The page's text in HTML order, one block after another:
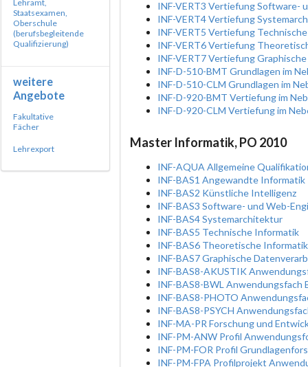
Lehramt,
Staatsexamen,
Oberschule
(berufsbegleitende
Qualifizierung)
weitere
Angebote
Fakultative
Fächer
Lehrexport
INF-VERT3 Vertiefung Software-
INF-VERT4 Vertiefung
INF-VERT5 Vertiefung
INF-VERT6 Vertiefung
INF-VERT7 Vertiefung
INF-D-510-BMT Grundlagen im
INF-D-510-CLM Grundlagen im
INF-D-920-BMT Vertiefung im
INF-D-920-CLM Vertiefung im
Master Informatik, PO 2010
INF-AQUA Allgemeine
INF-BAS1 Angewandte Informatik
INF-BAS2 Künstliche Intelligenz
INF-BAS3 Software- und Web-
INF-BAS4 Systemarchitektur
INF-BAS5 Technische Informatik
INF-BAS6 Theoretische Informatik
INF-BAS7 Graphische
INF-BAS8-AKUSTIK
INF-BAS8-BWL
INF-BAS8-PHOTO
INF-BAS8-PSYCH
INF-MA-PR Forschung und
INF-PM-ANW Profil
INF-PM-FOR Profil
INF-PM-FPA Profilprojekt